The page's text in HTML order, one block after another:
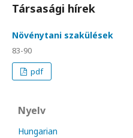
Társasági hírek
Növénytani szakülések
83-90
pdf
Nyelv
Hungarian